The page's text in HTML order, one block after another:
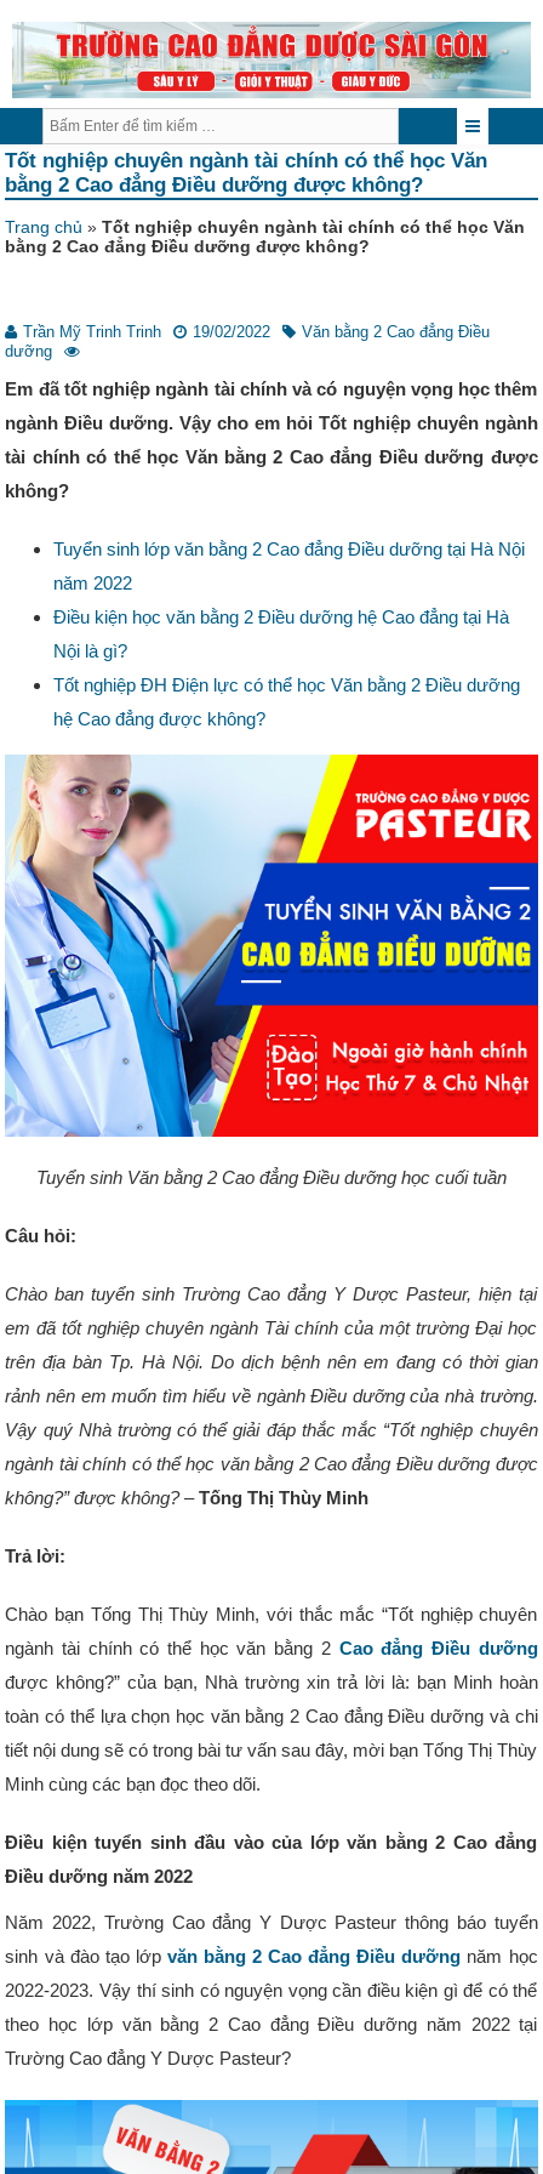
Tốt nghiệp chuyên ngành tài chính có thể học Văn
bằng 2 Cao đẳng Điều dưỡng được không?
Trang chủ »Tốt nghiệp chuyên ngành tài chính có thể học Văn
bằng 2 Cao đẳng Điều dưỡng được không?
Trần Mỹ Trinh Trinh 19/02/2022
Văn bằng 2 Cao đẳng Điều
dưỡng
Em đã tốt nghiệp ngành tài chính và có nguyện vọng học thêm
ngành Điều dưỡng. Vậy cho em hỏi Tốt nghiệp chuyên ngành
tài chính có thể học Văn bằng 2 Cao đẳng Điều dưỡng được
không?
Tuyển sinh lớp văn bằng 2 Cao đẳng Điều dưỡng tại Hà Nội
năm 2022
Điều kiện học văn bằng 2 Điều dưỡng hệ Cao đẳng tại Hà
Nội là gì?
Tốt nghiệp ĐH Điện lực có thể học Văn bằng 2 Điều dưỡng
hệ Cao đẳng được không?
Tuyển sinh Văn bằng 2 Cao đẳng Điều dưỡng học cuối tuần
Câu hỏi:
Chào ban tuyển sinh Trường Cao đẳng Y Dược Pasteur, hiện tại
em đã tốt nghiệp chuyên ngành Tài chính của một trường Đại học
trên địa bàn Tp. Hà Nội. Do dịch bệnh nên em đang có thời gian
rảnh nên em muốn tìm hiểu về ngành Điều dưỡng của nhà trường.
Vậy quý Nhà trường có thể giải đáp thắc mắc “Tốt nghiệp chuyên
ngành tài chính có thể học văn bằng 2 Cao đẳng Điều dưỡng được
không?” được không?–Tống Thị Thùy Minh
Trả lời:
Chào bạn Tống Thị Thùy Minh, với thắc mắc “Tốt nghiệp chuyên
ngành tài chính có thể học văn bằng 2 Cao đẳng Điều dưỡng
được không?” của bạn, Nhà trường xin trả lời là: bạn Minh hoàn
toàn có thể lựa chọn học văn bằng 2 Cao đẳng Điều dưỡng và chi
tiết nội dung sẽ có trong bài tư vấn sau đây, mời bạn Tống Thị Thùy
Minh cùng các bạn đọc theo dõi.
Điều kiện tuyển sinh đầu vào của lớp văn bằng 2 Cao đẳng
Điều dưỡng năm 2022
Năm 2022, Trường Cao đẳng Y Dược Pasteur thông báo tuyển
sinh và đào tạo lớp văn bằng 2 Cao đẳng Điều dưỡng năm học
2022-2023. Vậy thí sinh có nguyện vọng cần điều kiện gì để có thể
theo học lớp văn bằng 2 Cao đẳng Điều dưỡng năm 2022 tại
Trường Cao đẳng Y Dược Pasteur?